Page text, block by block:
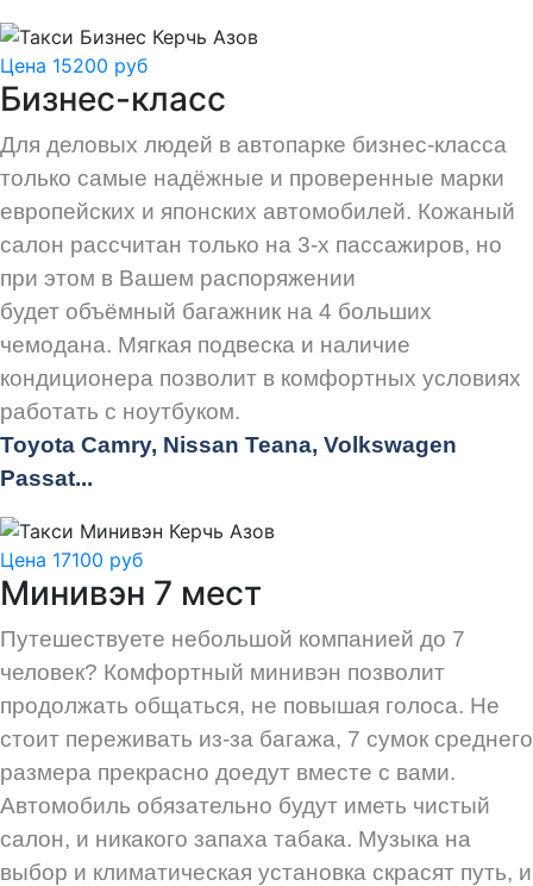
Цена 15200 руб
Бизнес-класс
Для деловых людей в автопарке бизнес-класса
только самые надёжные и проверенные марки
европейских и японских автомобилей. Кожаный
салон рассчитан только на 3-х пассажиров, но
при этом в Вашем распоряжении
будет объёмный багажник на 4 больших
чемодана. Мягкая подвеска и наличие
кондиционера позволит в комфортных условиях
работать с ноутбуком.
Toyota Camry, Nissan Teana, Volkswagen
Passat...
Цена 17100 руб
Минивэн 7 мест
Путешествуете небольшой компанией до 7
человек? Комфортный минивэн позволит
продолжать общаться, не повышая голоса. Не
стоит переживать из-за багажа, 7 сумок среднего
размера прекрасно доедут вместе с вами.
Автомобиль обязательно будут иметь чистый
салон, и никакого запаха табака. Музыка на
выбор и климатическая установка скрасят путь, и